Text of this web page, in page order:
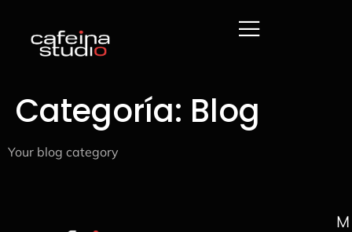
Categoría: Blog
Your blog category